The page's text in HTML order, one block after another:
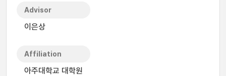
Advisor
이은상
Affiliation
아주대학교 대학원